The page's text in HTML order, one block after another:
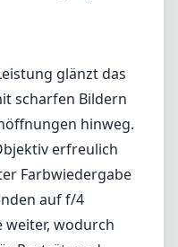
Iberit 75mm ins Auge fallen,
ganz aus Metall gefertigte
der Hand an, sondern
von Eleganz. Das
Schnickschnack
Kameras. Der Fokusring
angenehmes taktiles
des Shootings
Bedingungen